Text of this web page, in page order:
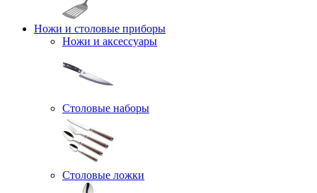
Ножи и столовые приборы
Ножи и аксессуары
Столовые наборы
Столовые ложки